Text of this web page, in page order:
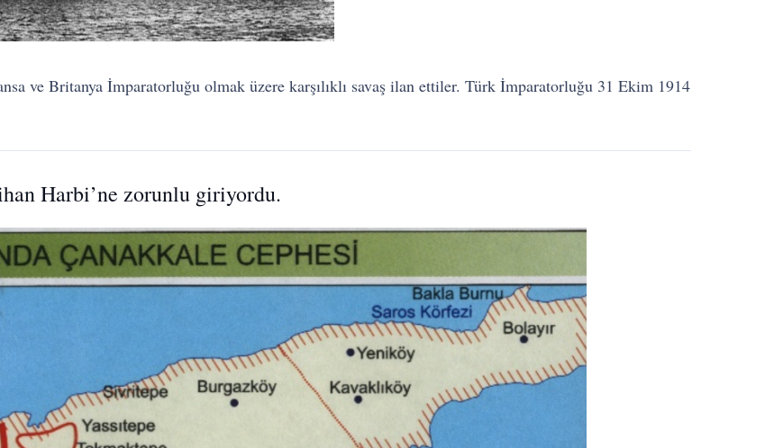
ve Britanya İmparatorluğu olmak üzere karşılıklı savaş ilan ettiler. Türk İmparatorluğu 31 Ekim 1914
Harbi’ne zorunlu giriyordu.